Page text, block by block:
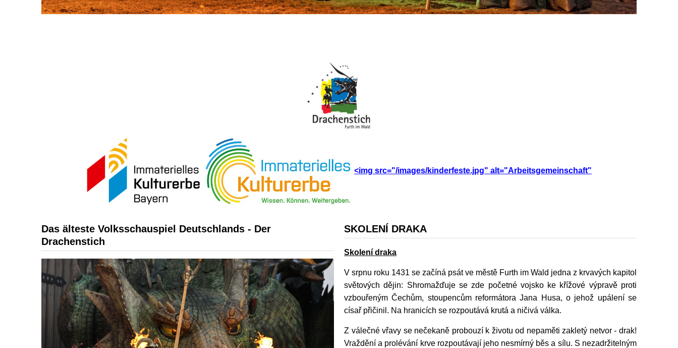
<img src="/images/kinderfeste.jpg" alt="Arbeitsgemeinschaft"
Das älteste Volksschauspiel Deutschlands - Der
Drachenstich
SKOLENÍ DRAKA
Skolení draka
V srpnu roku 1431 se začíná psát ve městě Furth im Wald jedna z krvavých kapitol
světových dějin: Shromažďuje se zde početné vojsko ke křížové výpravě proti
vzbouřeným Čechům, stoupencům reformátora Jana Husa, o jehož upálení se
císař přičinil. Na hranicích se rozpoutává krutá a ničivá válka.
Z válečné vřavy se nečekaně probouzí k životu od nepaměti zakletý netvor - drak!
Vraždění a prolévání krve rozpoutávají jeho nesmírný běs a sílu. S nezadržitelným